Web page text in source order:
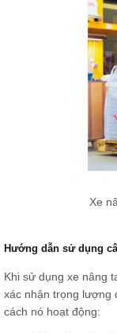
Xe
Hướng dẫn sử dụng
Khi sử dụng xe nâng
xác nhận trọng lượng
cách nó hoạt động: